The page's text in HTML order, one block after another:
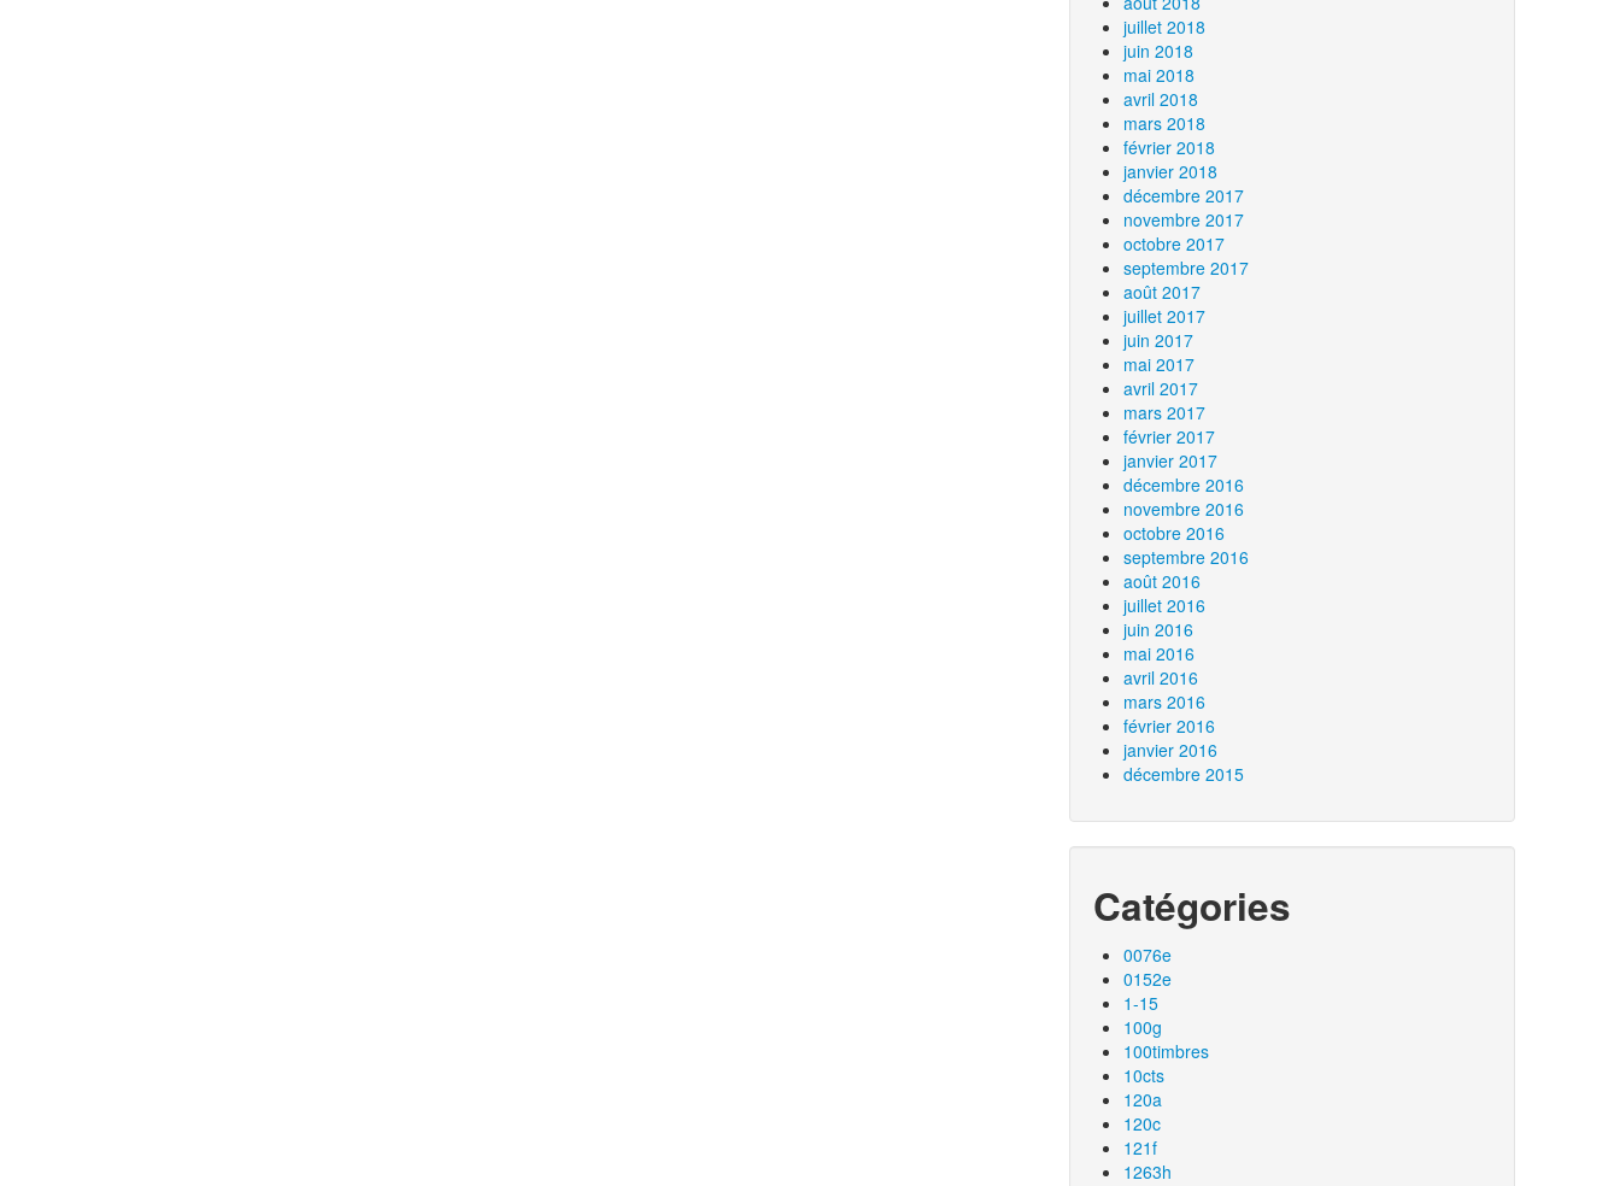
juillet 2018
juin 2018
mai 2018
avril 2018
mars 2018
février 2018
janvier 2018
décembre 2017
novembre 2017
octobre 2017
septembre 2017
août 2017
juillet 2017
juin 2017
mai 2017
avril 2017
mars 2017
février 2017
janvier 2017
décembre 2016
novembre 2016
octobre 2016
septembre 2016
août 2016
juillet 2016
juin 2016
mai 2016
avril 2016
mars 2016
février 2016
janvier 2016
décembre 2015
Catégories
0076e
0152e
1-15
100g
100timbres
10cts
120a
120c
121f
1263h